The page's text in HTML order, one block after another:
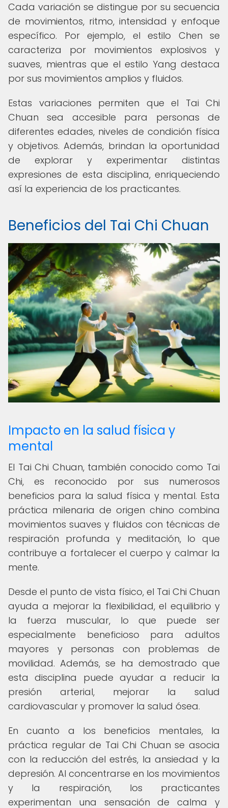
Cada variación se distingue por su secuencia
de movimientos, ritmo, intensidad y enfoque
específico. Por ejemplo, el estilo Chen se
caracteriza por movimientos explosivos y
suaves, mientras que el estilo Yang destaca
por sus movimientos amplios y fluidos.
Estas variaciones permiten que el Tai Chi
Chuan sea accesible para personas de
diferentes edades, niveles de condición física
y objetivos. Además, brindan la oportunidad
de explorar y experimentar distintas
expresiones de esta disciplina, enriqueciendo
así la experiencia de los practicantes.
Beneficios del Tai Chi Chuan
Impacto en la salud física y
mental
El Tai Chi Chuan, también conocido como Tai
Chi, es reconocido por sus numerosos
beneficios para la salud física y mental. Esta
práctica milenaria de origen chino combina
movimientos suaves y fluidos con técnicas de
respiración profunda y meditación, lo que
contribuye a fortalecer el cuerpo y calmar la
mente.
Desde el punto de vista físico, el Tai Chi Chuan
ayuda a mejorar la flexibilidad, el equilibrio y
la fuerza muscular, lo que puede ser
especialmente beneficioso para adultos
mayores y personas con problemas de
movilidad. Además, se ha demostrado que
esta disciplina puede ayudar a reducir la
presión arterial, mejorar la salud
cardiovascular y promover la salud ósea.
En cuanto a los beneficios mentales, la
práctica regular de Tai Chi Chuan se asocia
con la reducción del estrés, la ansiedad y la
depresión. Al concentrarse en los movimientos
y la respiración, los practicantes
experimentan una sensación de calma y